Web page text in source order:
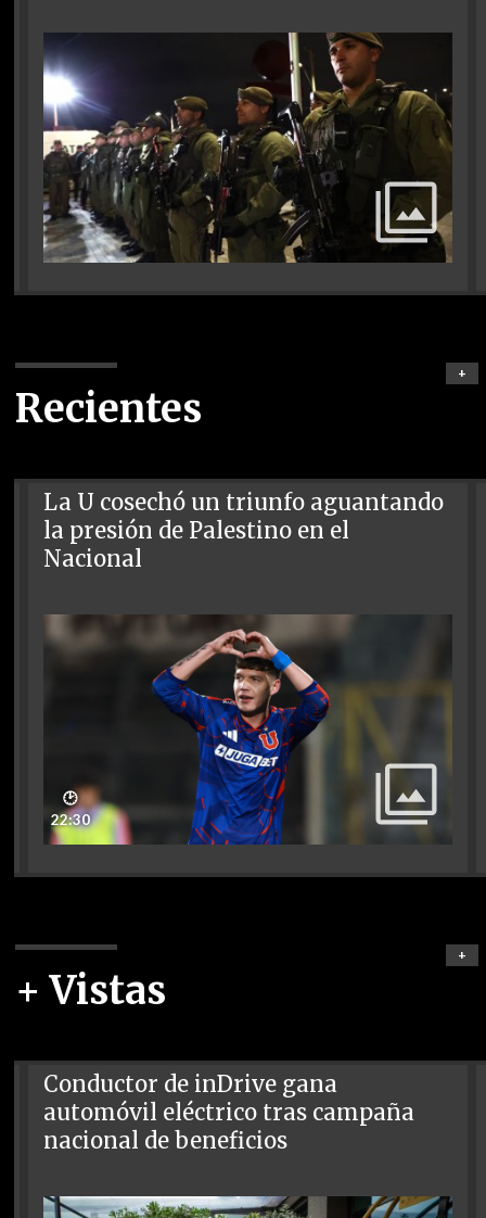
Recientes
+
La U cosechó un triunfo aguantando
la presión de Palestino en el
Nacional
🕑
22:30
+ Vistas
+
Conductor de inDrive gana
automóvil eléctrico tras campaña
nacional de beneficios